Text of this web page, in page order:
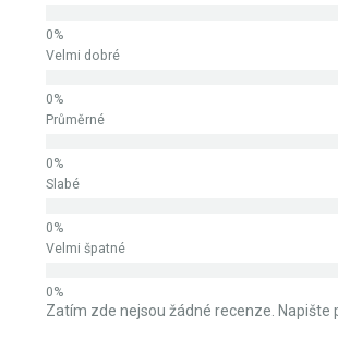
Velmi dobré
Průměrné
Slabé
Velmi špatné
Zatím zde nejsou žádné recenze. Napište